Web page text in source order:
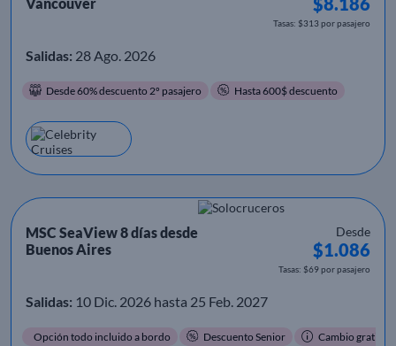
Tasas: $313 por pasajero
Salidas: 28 Ago. 2026
Desde 60% descuento 2º pasajero Hasta 600$ descuento
MSC SeaView 8 días desde
Buenos Aires
Desde
$1.086
Tasas: $69 por pasajero
Salidas: 10 Dic. 2026 hasta 25 Feb. 2027
Opción todo incluido a bordo Descuento Senior Cambio gratis